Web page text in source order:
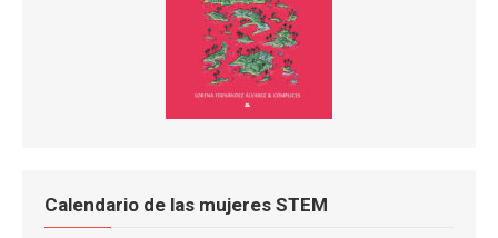
Calendario de las mujeres STEM